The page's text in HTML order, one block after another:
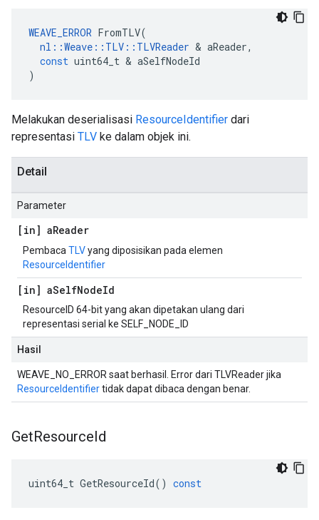
WEAVE_ERROR FromTLV(
nl ::Weave :: TLV :: TLVReader & aReader,
const uint64_t & aSelfNodeId
)
Melakukan deserialisasi ResourceIdentifier dari
representasi TLV ke dalam objek ini.
Detail
Parameter
[in] aReader
Pembaca TLVyang diposisikan pada elemen
ResourceIdentifier
[in] aSelfNodeId
ResourceID 64-bit yang akan dipetakan ulang dari
representasi serial ke SELF_NODE_ID
Hasil
WEAVE_NO_ERROR saat berhasil. Error dari TLVReader jika
ResourceIdentifiertidak dapat dibaca dengan benar.
GetResourceId
uint64_t GetResourceId() const